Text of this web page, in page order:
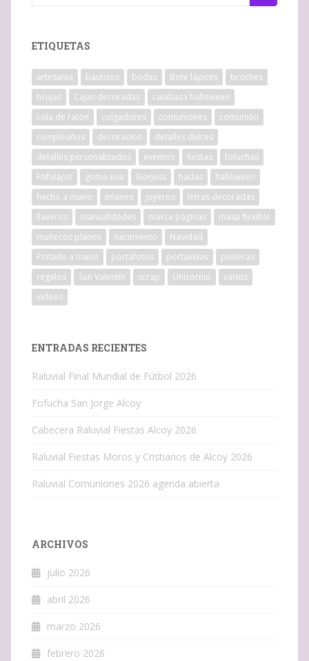
ETIQUETAS
artesania bautizos bodas Bote lápices
broches
brujas
Cajas decoradas
calabaza halloween
cola de ratón
colgadores comuniones
comunión
cumpleaños
decoracion
detalles dulces
detalles personalizados
eventos fiestas
fofuchas
Fofulápiz
goma eva Gorjuss hadas
halloween
hecho a mano
imanes joyeros
letras decoradas
llaveros
manualidades marca páginas
masa flexible
muñecos planos
nacimiento
Navidad
Pintado a mano
portafotos portavelas
pulseras
regalos
San Valentín scrap Unicornio
varios
vídeos
ENTRADAS RECIENTES
Raluvial Final Mundial de Fútbol 2026
Fofucha San Jorge Alcoy
Cabecera Raluvial Fiestas Alcoy 2026
Raluvial Fiestas Moros y Cristianos de Alcoy 2026
Raluvial Comuniones 2026 agenda abierta
ARCHIVOS
julio 2026
abril 2026
marzo 2026
febrero 2026